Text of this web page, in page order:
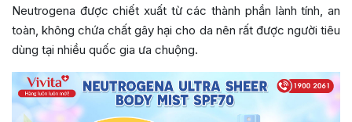
Neutrogena được chiết xuất từ các thành phần lành tính, an
toàn, không chứa chất gây hại cho da nên rất được người tiêu
dùng tại nhiều quốc gia ưa chuộng.